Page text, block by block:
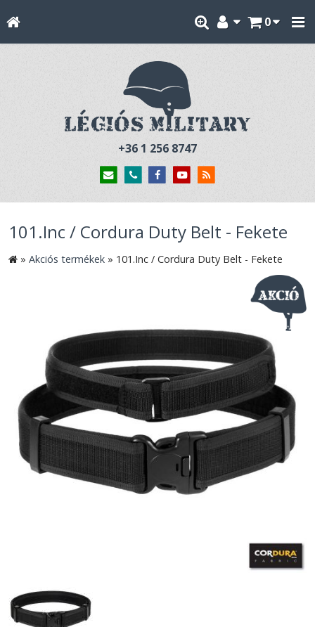
0
+36 1 256 8747
101.Inc / Cordura Duty Belt - Fekete
» Akciós termékek » 101.Inc / Cordura Duty Belt - Fekete